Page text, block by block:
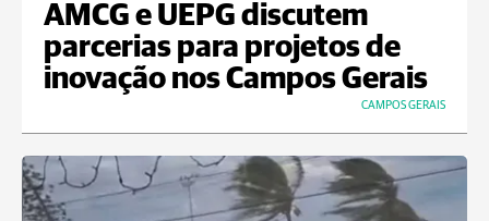
AMCG e UEPG discutem
parcerias para projetos de
inovação nos Campos Gerais
CAMPOS GERAIS